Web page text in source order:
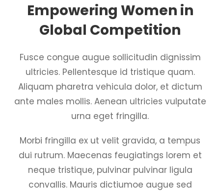
Empowering Women in
Global Competition
Fusce congue augue sollicitudin dignissim
ultricies. Pellentesque id tristique quam.
Aliquam pharetra vehicula dolor, et dictum
ante males mollis. Aenean ultricies vulputate
urna eget fringilla.
Morbi fringilla ex ut velit gravida, a tempus
dui rutrum. Maecenas feugiatings lorem et
neque tristique, pulvinar pulvinar ligula
convallis. Mauris dictiumoe augue sed